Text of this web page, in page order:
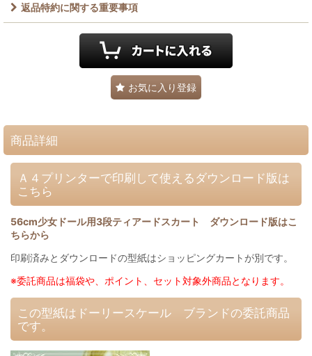
返品特約に関する重要事項
お気に入り登録
商品詳細
Ａ４プリンターで印刷して使えるダウンロード版は
こちら
56cm少女ドール用3段ティアードスカート ダウンロード版はこ
ちらから
印刷済みとダウンロードの型紙はショッピングカートが別です。
※委託商品は福袋や、ポイント、セット対象外商品となります。
この型紙はドーリースケール ブランドの委託商品
です。